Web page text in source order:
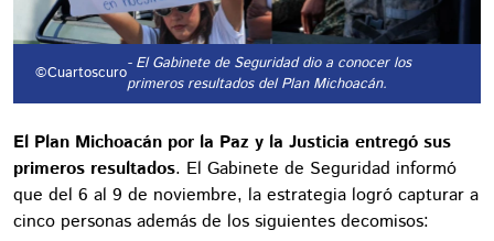
©Cuartoscuro- El Gabinete de Seguridad dio a conocer los
primeros resultados del Plan Michoacán.
El Plan Michoacán por la Paz y la Justicia entregó sus
primeros resultados. El Gabinete de Seguridad informó
que del 6 al 9 de noviembre, la estrategia logró capturar a
cinco personas además de los siguientes decomisos: